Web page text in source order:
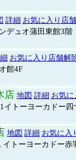
詳細 お気に入り店
デュオ蒲田東館3階
お気に入り店舗解
館4F
店 地図 詳細 お気
イトーヨーカドー四
地図 詳細 お気に入
トーヨーカドー赤